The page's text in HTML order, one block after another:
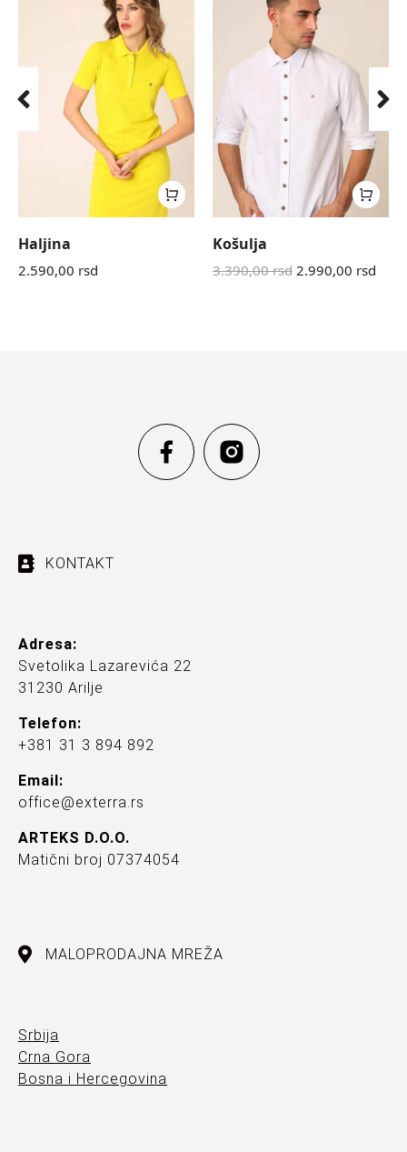
Haljina
2.590,00 rsd
Košulja
3.390,00rsd 2.990,00 rsd
KONTAKT
Adresa:
Svetolika Lazarevića 22
31230 Arilje
Telefon:
+381 31 3 894 892
Email:
office@exterra.rs
ARTEKS D.O.O.
Matični broj 07374054
MALOPRODAJNA MREŽA
Srbija
Crna Gora
Bosna i Hercegovina